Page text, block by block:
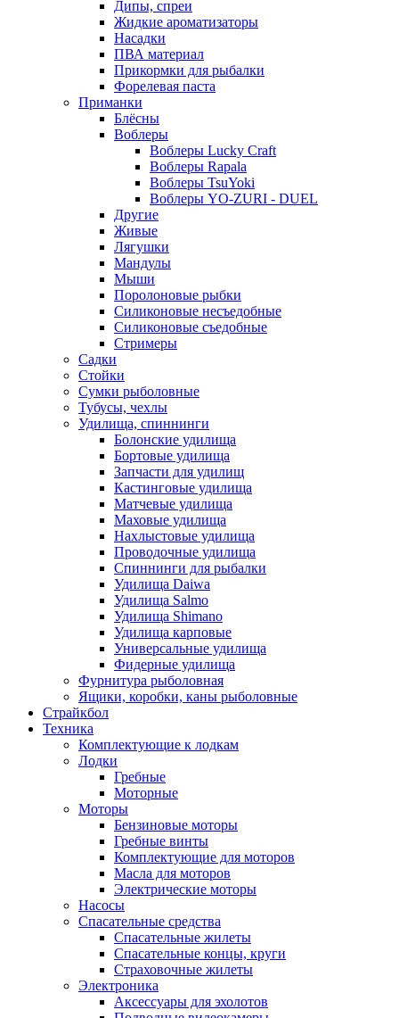
Дипы, спреи
Жидкие ароматизаторы
Насадки
ПВА материал
Прикормки для рыбалки
Форелевая паста
Приманки
Блёсны
Воблеры
Воблеры Lucky Craft
Воблеры Rapala
Воблеры TsuYoki
Воблеры YO-ZURI - DUEL
Другие
Живые
Лягушки
Мандулы
Мыши
Поролоновые рыбки
Силиконовые несъедобные
Силиконовые съедобные
Стримеры
Садки
Стойки
Сумки рыболовные
Тубусы, чехлы
Удилища, спиннинги
Болонские удилища
Бортовые удилища
Запчасти для удилищ
Кастинговые удилища
Матчевые удилища
Маховые удилища
Нахлыстовые удилища
Проводочные удилища
Спиннинги для рыбалки
Удилища Daiwa
Удилища Salmo
Удилища Shimano
Удилища карповые
Универсальные удилища
Фидерные удилища
Фурнитура рыболовная
Ящики, коробки, каны рыболовные
Страйкбол
Техника
Комплектующие к лодкам
Лодки
Гребные
Моторные
Моторы
Бензиновые моторы
Гребные винты
Комплектующие для моторов
Масла для моторов
Электрические моторы
Насосы
Спасательные средства
Спасательные жилеты
Спасательные концы, круги
Страховочные жилеты
Электроника
Аксессуары для эхолотов